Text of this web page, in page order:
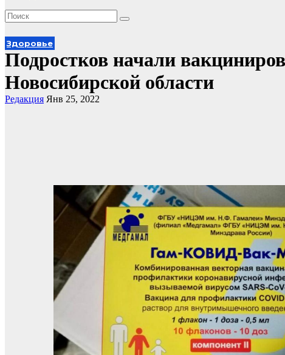
Здоровье
Подростков начали
Новосибирской области
Редакция Янв 25, 2022